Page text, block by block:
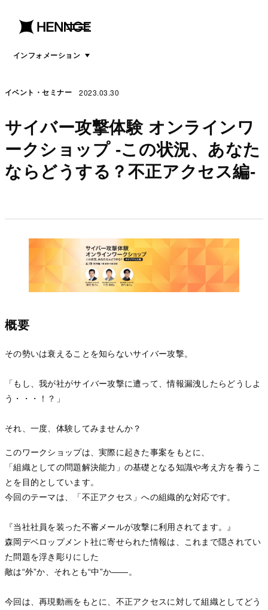
menu
open
インフォメーションmenu
イベント・セミナー 2023.03.30
サイバー攻撃体験 オンラインワ
ークショップ -この状況、あなた
ならどうする？不正アクセス編-
概要
その勢いは衰えることを知らないサイバー攻撃。
「もし、我が社がサイバー攻撃に遭って、情報漏洩したらどうしよ
う・・・！？」
それ、一度、体験してみませんか？
このワークショップは、実際に起きた事案をもとに、
「組織としての問題解決能力」の基礎となる知識や考え方を養うこ
とを目的としています。
今回のテーマは、「不正アクセス」への組織的な対応です。
『当社社員を装った不審メールが攻撃に利用されてます。』
森岡デベロップメント社に寄せられた情報は、これまで隠されてい
た問題を浮き彫りにした
敵は“外”か、それとも“中”か――。
今回は、再現動画をもとに、不正アクセスに対して組織としてどう